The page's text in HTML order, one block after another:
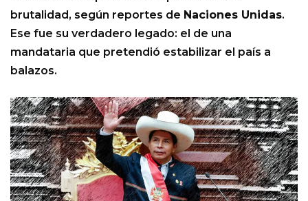
brutalidad, según reportes de Naciones Unidas.
Ese fue su verdadero legado: el de una
mandataria que pretendió estabilizar el país a
balazos.